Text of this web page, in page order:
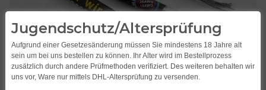
Jugendschutz/Altersprüfung
Aufgrund einer Gesetzesänderung müssen Sie mindestens 18 Jahre alt
sein um bei uns bestellen zu können. Ihr Alter wird im Bestellprozess
zusätzlich durch andere Prüfmethoden verifiziert. Des weiteren behalten wir
uns vor, Ware nur mittels DHL-Altersprüfung zu versenden.